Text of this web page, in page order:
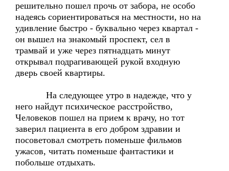
решительно пошел прочь от забора, не особо
надеясь сориентироваться на местности, но на
удивление быстро - буквально через квартал -
он вышел на знакомый проспект, сел в
трамвай и уже через пятнадцать минут
открывал подрагивающей рукой входную
дверь своей квартиры.
На следующее утро в надежде, что у
него найдут психическое расстройство,
Человеков пошел на прием к врачу, но тот
заверил пациента в его добром здравии и
посоветовал смотреть поменьше фильмов
ужасов, читать поменьше фантастики и
побольше отдыхать.